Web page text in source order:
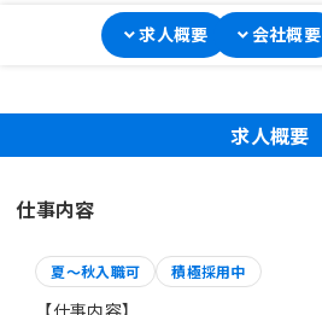
求人概要 会社概要
求人概要
仕事内容
夏～秋入職可 積極採用中
【仕事内容】